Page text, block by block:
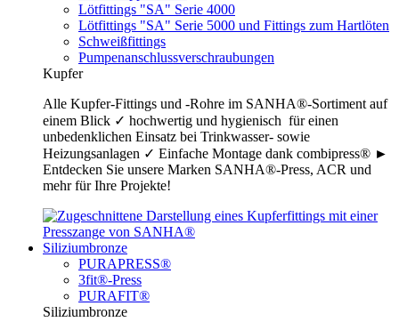
Lötfittings "SA" Serie 4000
Lötfittings "SA" Serie 5000 und Fittings zum Hartlöten
Schweißfittings
Pumpenanschlussverschraubungen
Kupfer
Alle Kupfer-Fittings und -Rohre im SANHA®-Sortiment auf
einem Blick ✓ hochwertig und hygienisch für einen
unbedenklichen Einsatz bei Trinkwasser- sowie
Heizungsanlagen ✓ Einfache Montage dank combipress® ►
Entdecken Sie unsere Marken SANHA®-Press, ACR und
mehr für Ihre Projekte!
Siliziumbronze
PURAPRESS®
3fit®-Press
PURAFIT®
Siliziumbronze